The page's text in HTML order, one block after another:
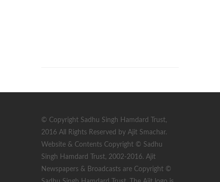
© Copyright Sadhu Singh Hamdard Trust,
2016 All Rights Reserved by Ajit Smachar.
Website & Contents Copyright © Sadhu
Singh Hamdard Trust, 2002-2016. Ajit
Newspapers & Broadcasts are Copyright ©